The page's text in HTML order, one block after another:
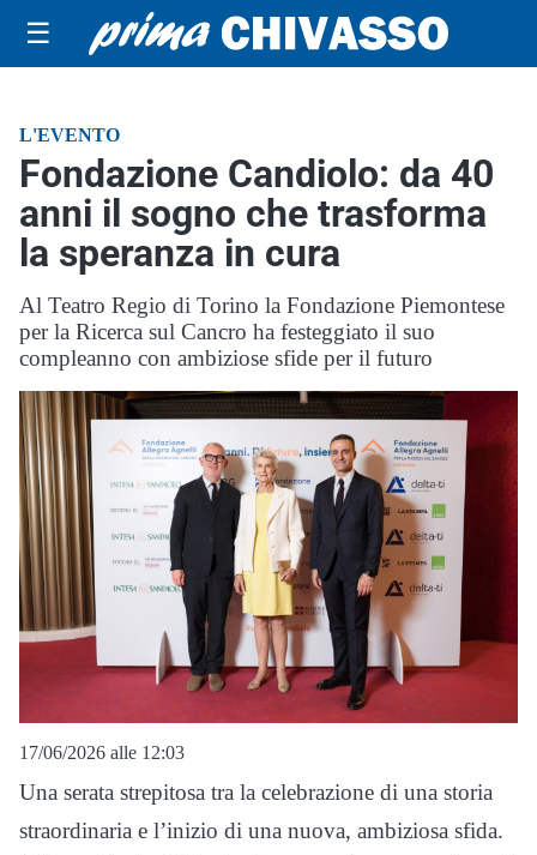
☰
L'EVENTO
Fondazione Candiolo: da 40
anni il sogno che trasforma
la speranza in cura
Al Teatro Regio di Torino la Fondazione Piemontese
per la Ricerca sul Cancro ha festeggiato il suo
compleanno con ambiziose sfide per il futuro
17/06/2026 alle 12:03
Una serata strepitosa tra la celebrazione di una storia
straordinaria e l’inizio di una nuova, ambiziosa sfida.